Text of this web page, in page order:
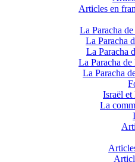
La Paracha
La Paracha
La Paracha
La Paracha
La Paracha
Israël et
La